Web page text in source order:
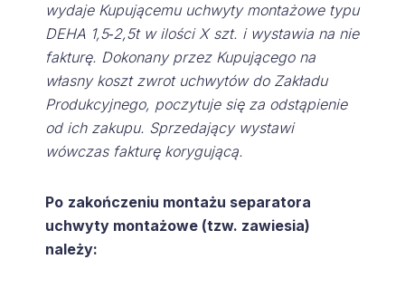
wydaje Kupującemu uchwyty montażowe typu
DEHA 1,5‑2,5t w ilości X szt. i wystawia na nie
fakturę. Dokonany przez Kupującego na
własny koszt zwrot uchwytów do Zakładu
Produkcyjnego, poczytuje się za odstąpienie
od ich zakupu. Sprzedający wystawi
wówczas fakturę korygującą.
Po zakończeniu montażu separatora
uchwyty montażowe (tzw. zawiesia)
należy: